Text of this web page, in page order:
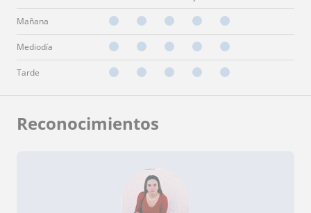
Mañana
Mediodía
Tarde
Reconocimientos